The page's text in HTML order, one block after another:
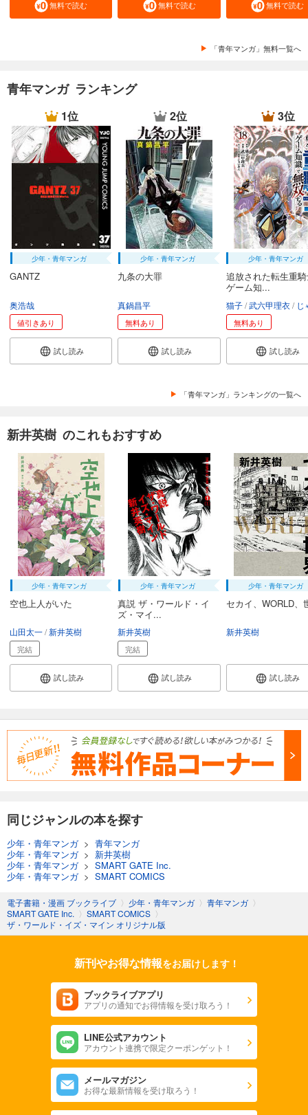
無料で読む 無料で読む 無料で読む
「青年マンガ」無料一覧へ
青年マンガ ランキング
1位
少年・青年マンガ
GANTZ
奥浩哉
値引きあり
試し読み
2位
少年・青年マンガ
九条の大罪
真鍋昌平
無料あり
試し読み
3位
少年・青年マンガ
追放された転生重
ゲーム知...
猫子 武六甲理衣 じゃ
無料あり
試し読み
「青年マンガ」ランキングの一覧へ
新井英樹 のこれもおすすめ
少年・青年マンガ
空也上人がいた
山田太一 新井英樹
完結
試し読み
少年・青年マンガ
真説 ザ・ワールド・イ
ズ・マイ...
新井英樹
完結
試し読み
少年・青年マンガ
セカイ、WORLD、
新井英樹
試し読み
同じジャンルの本を探す
少年・青年マンガ> 青年マンガ
少年・青年マンガ> 新井英樹
少年・青年マンガ> SMART GATE Inc.
少年・青年マンガ> SMART COMICS
電子書籍・漫画 ブックライブ 〉 少年・青年マンガ 〉 青年マンガ 〉
SMART GATE Inc. 〉 SMART COMICS 〉
ザ・ワールド・イズ・マイン オリジナル版
新刊やお得な情報をお届けします！
ブックライブアプリ
アプリの通知でお得情報を受け取ろう！
LINE公式アカウント
アカウント連携で限定クーポンゲット！
メールマガジン
お得な最新情報を受け取ろう！